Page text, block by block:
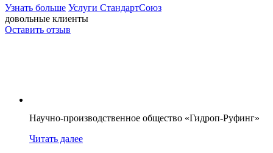
Узнать больше Услуги СтандартСоюз
довольные клиенты
Оставить отзыв
Научно-производственное общество «Гидроп-Руфинг»
Читать далее